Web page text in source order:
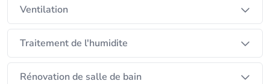
terme.
Ventilation
Traitement de l'humidite
Rénovation de salle de bain